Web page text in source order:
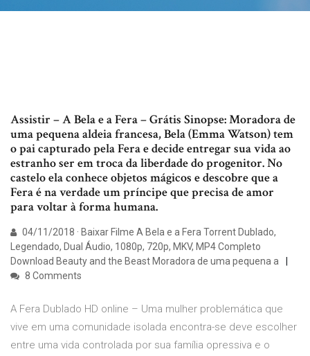
Assistir – A Bela e a Fera – Grátis Sinopse: Moradora de
uma pequena aldeia francesa, Bela (Emma Watson) tem
o pai capturado pela Fera e decide entregar sua vida ao
estranho ser em troca da liberdade do progenitor. No
castelo ela conhece objetos mágicos e descobre que a
Fera é na verdade um príncipe que precisa de amor
para voltar à forma humana.
04/11/2018 · Baixar Filme A Bela e a Fera Torrent Dublado,
Legendado, Dual Áudio, 1080p, 720p, MKV, MP4 Completo
Download Beauty and the Beast Moradora de uma pequena a
8 Comments
A Fera Dublado HD online – Uma mulher problemática que
vive em uma comunidade isolada encontra-se deve escolher
entre uma vida controlada por sua família opressiva e o